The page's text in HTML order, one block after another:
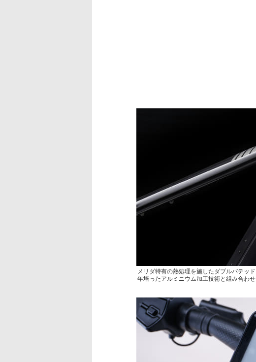
メリダ特有の熱処理を施したダブルバテッ
年培ったアルミニウム加工技術と組み合わ